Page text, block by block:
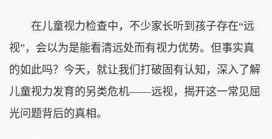
在儿童视力检查中，不少家长听到孩子存在“远
视”，会以为是能看清远处而有视力优势。但事实真
的如此吗？今天，就让我们打破固有认知，深入了解
儿童视力发育的另类危机——远视，揭开这一常见屈
光问题背后的真相。